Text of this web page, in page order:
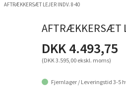
AFTRÆKKERSÆT LEJER INDV. 8-40
AFTRÆKKERSÆT
DKK 4.493,75
(DKK 3.595,00 ekskl. moms)
Fjernlager / Leveringstid 3-5